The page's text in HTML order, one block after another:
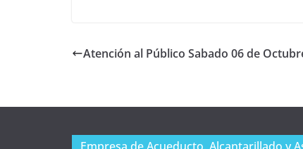
Atención al Público Sabado 06 de